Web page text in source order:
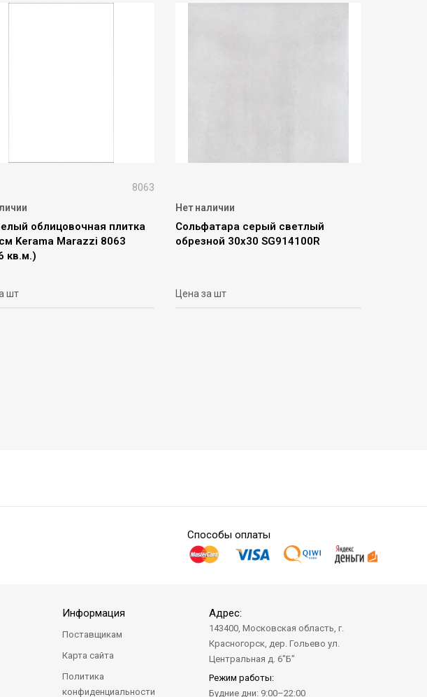
8063
облицовочная плитка
Kerama Marazzi 8063
кв.м.)
шт
Нет наличии
Сольфатара серый светлый
обрезной 30х30 SG914100R
Цена за шт
Способы оплаты
Информация
Поставщикам
Карта сайта
Политика
конфиденциальности
Адрес:
143400, Московская область, г.
Красногорск, дер. Гольево ул.
Центральная д. 6"Б"
Режим работы:
Будние дни: 9:00–22:00